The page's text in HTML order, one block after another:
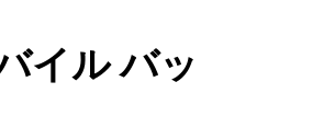
イル バッ